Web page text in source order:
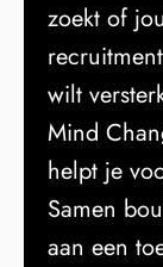
zoekt of
wilt
Mind
helpt je
Samen
aan een